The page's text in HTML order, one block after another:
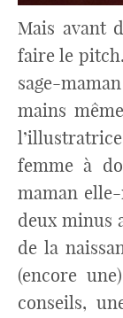
Mais avant
faire le
sage-
mains
femme à
maman
deux minus
de la
(encore
conseils,